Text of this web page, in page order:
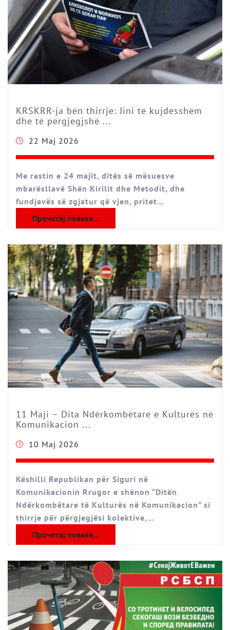
KRSKRR-ja bën thirrje: Jini të kujdesshëm
dhe të përgjegjshë ...
22 Maj 2026
Me rastin e 24 majit, ditës së mësuesve
mbarësllavë Shën Kirilit dhe Metodit, dhe
fundjavës së zgjatur që vjen, pritet…
Прочитај повеќе...
11 Maji – Dita Ndërkombëtare e Kulturës në
Komunikacion ...
10 Maj 2026
Këshilli Republikan për Siguri në
Komunikacionin Rrugor e shënon “Ditën
Ndërkombëtare të Kulturës në Komunikacion” si
thirrje për përgjegjësi kolektive,…
Прочитај повеќе...